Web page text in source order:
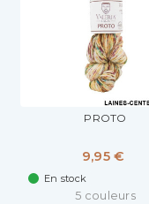
PROTO
9,95 €
En stock
5 couleurs